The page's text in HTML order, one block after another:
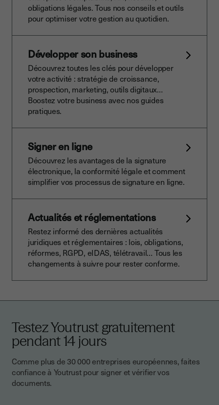
obligations légales. Tous nos conseils et outils
pour optimiser votre gestion au quotidien.
Développer son business
Découvrez toutes les clés pour développer
votre activité : stratégie de croissance,
prospection, marketing, outils digitaux…
Boostez votre business avec nos guides
pratiques.
Signer en ligne
Découvrez les avantages de la signature
électronique, la conformité légale et comment
simplifier vos processus de signature en ligne.
Actualités et réglementations
Restez informé des dernières actualités
juridiques et réglementaires : lois, obligations,
réformes, RGPD, eIDAS, télétravail… Tous les
changements à suivre pour rester conforme.
Testez Youtrust gratuitement
pendant 14 jours
Comme plus de 30 000 entreprises européennes, faites
confiance à Youtrust pour signer et vérifier vos
documents.